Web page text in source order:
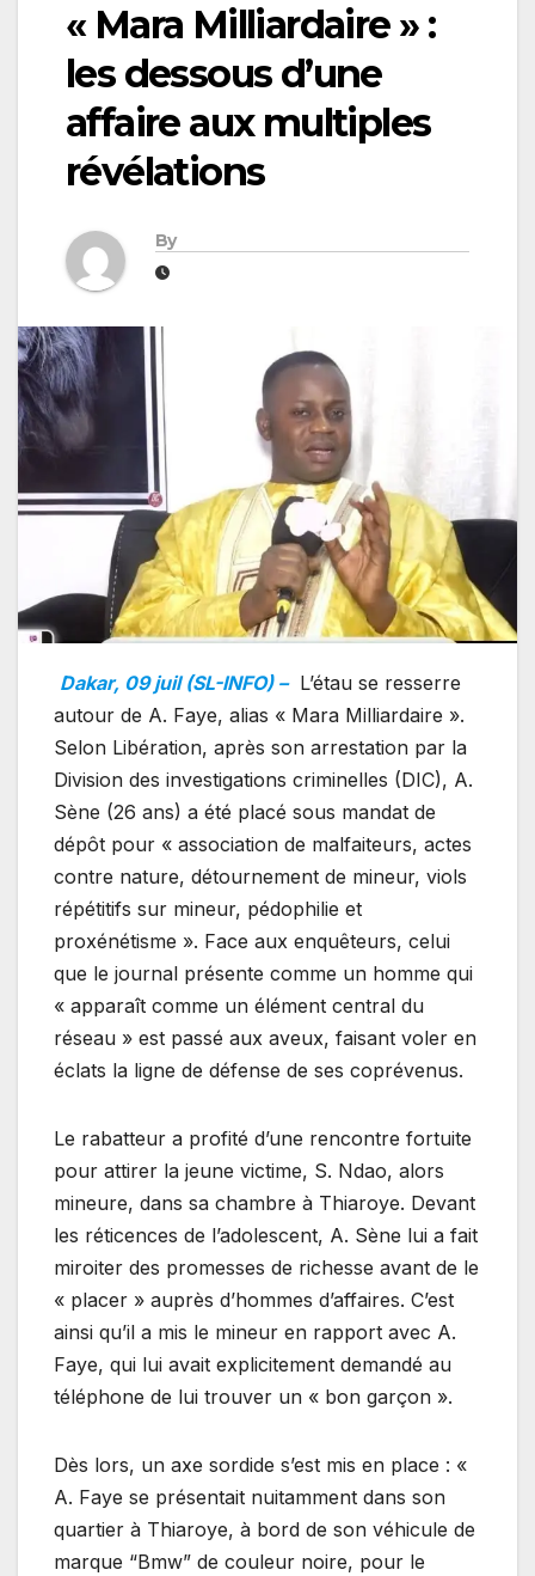
« Mara Milliardaire » :
les dessous d’une
affaire aux multiples
révélations
By
Dakar, 09 juil (SL-INFO) – L’étau se resserre
autour de A. Faye, alias « Mara Milliardaire ».
Selon Libération, après son arrestation par la
Division des investigations criminelles (DIC), A.
Sène (26 ans) a été placé sous mandat de
dépôt pour « association de malfaiteurs, actes
contre nature, détournement de mineur, viols
répétitifs sur mineur, pédophilie et
proxénétisme ». Face aux enquêteurs, celui
que le journal présente comme un homme qui
« apparaît comme un élément central du
réseau » est passé aux aveux, faisant voler en
éclats la ligne de défense de ses coprévenus.
Le rabatteur a profité d’une rencontre fortuite
pour attirer la jeune victime, S. Ndao, alors
mineure, dans sa chambre à Thiaroye. Devant
les réticences de l’adolescent, A. Sène lui a fait
miroiter des promesses de richesse avant de le
« placer » auprès d’hommes d’affaires. C’est
ainsi qu’il a mis le mineur en rapport avec A.
Faye, qui lui avait explicitement demandé au
téléphone de lui trouver un « bon garçon ».
Dès lors, un axe sordide s’est mis en place : «
A. Faye se présentait nuitamment dans son
quartier à Thiaroye, à bord de son véhicule de
marque “Bmw” de couleur noire, pour le